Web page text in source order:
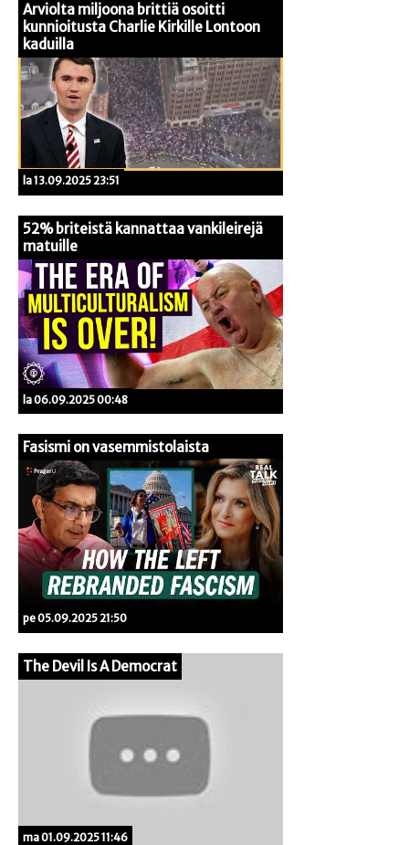
Arviolta miljoona brittiä osoitti
kunnioitusta Charlie Kirkille Lontoon
kaduilla
la 13.09.2025 23:51
52% briteistä kannattaa vankileirejä
matuille
la 06.09.2025 00:48
Fasismi on vasemmistolaista
pe 05.09.2025 21:50
The Devil Is A Democrat
ma 01.09.2025 11:46